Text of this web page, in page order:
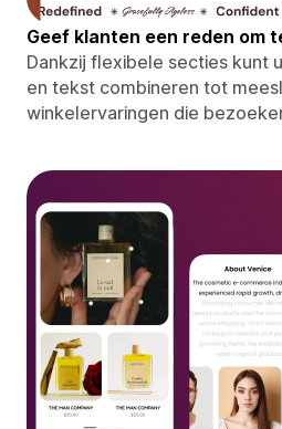
Geef klanten een reden om
Dankzij flexibele secties kunt
en tekst combineren tot
winkelervaringen die